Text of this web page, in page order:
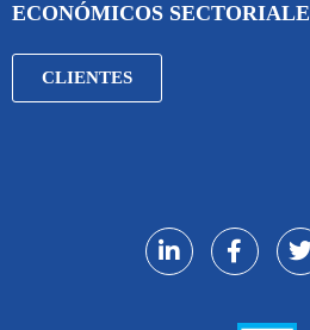
ECONÓMICOS
CLIENTES